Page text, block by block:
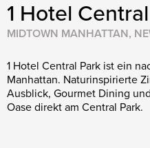
1 Hotel
MIDTOWN MANHATTAN,
1 Hotel Central Park ist ein
Manhattan. Naturinspirierte
Ausblick, Gourmet Dining
Oase direkt am Central Park.